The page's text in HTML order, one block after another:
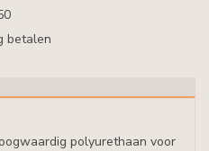
betalen
polyurethaan voor